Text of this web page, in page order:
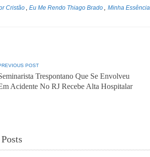
Cristão Eu Me Rendo Thiago Brado Minha Essência
POST
Trespontano Que Se Envolveu
Acidente No RJ Recebe Alta Hospitalar